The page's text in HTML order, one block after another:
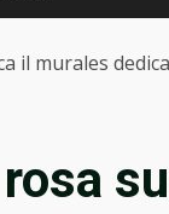
il murales